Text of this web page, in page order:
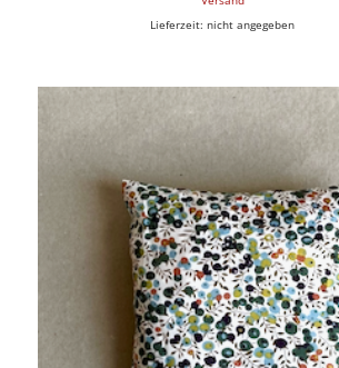
10,00 €
Lieferzeit: nicht angegeben